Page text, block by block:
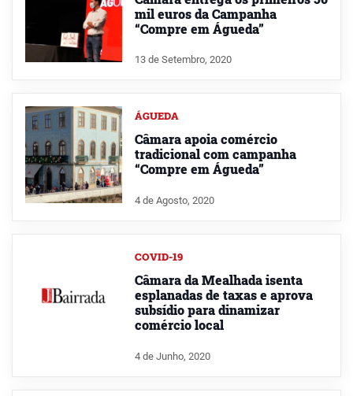
mil euros da Campanha
“Compre em Águeda”
13 de Setembro, 2020
ÁGUEDA
Câmara apoia comércio
tradicional com campanha
“Compre em Águeda”
4 de Agosto, 2020
COVID-19
Câmara da Mealhada isenta
esplanadas de taxas e aprova
subsídio para dinamizar
comércio local
4 de Junho, 2020